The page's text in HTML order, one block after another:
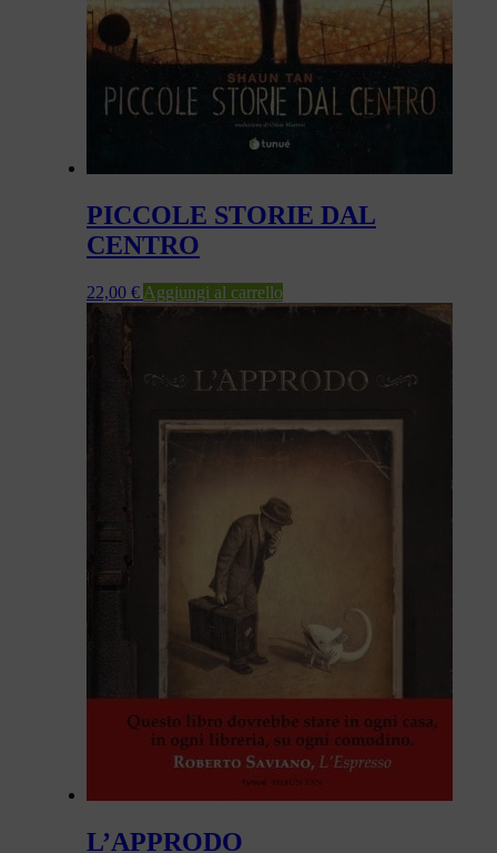
PICCOLE STORIE DAL
CENTRO
22,00 € Aggiungi al carrello
L’APPRODO